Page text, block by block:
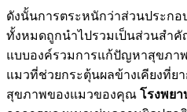
ดังนั้นการตระหนักว่าส่วนประกอ
ทั้งหมดถูกนำไปรวมเป็นส่วนสำ
แบบองค์รวมการแก้ปัญหาสุขภา
แมวที่ช่วยกระตุ้นผลข้างเคียงที่ย
สุขภาพของแมวของคุณ โรงพย